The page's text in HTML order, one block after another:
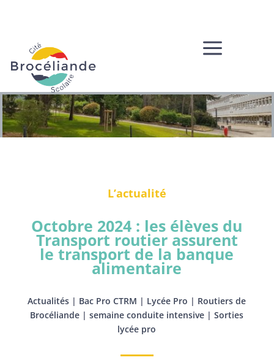
a
L’actualité
Octobre 2024 : les élèves du
Transport routier assurent
le transport de la banque
alimentaire
Actualités | Bac Pro CTRM | Lycée Pro | Routiers de
Brocéliande |semaine conduite intensive |Sorties
lycée pro